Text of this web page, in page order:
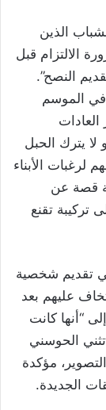
الذين
الالتزام قبل
النصح”.
الموسم
لا يترك الحبل
لرغبات الأبناء
قصة عن
تركيبة تقنع
تقديم شخصية
عليهم بعد
“أنها كانت
الحوسني
مؤكدة
الجديدة.